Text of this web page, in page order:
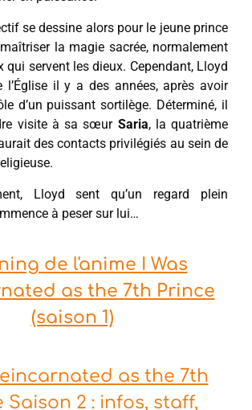
se dessine alors pour le jeune prince
la magie sacrée, normalement
qui servent les dieux. Cependant, Lloyd
l’Église il y a des années, après avoir
d’un puissant sortilège. Déterminé, il
visite à sa sœur Saria, la quatrième
des contacts privilégiés au sein de
Lloyd sent qu’un regard plein
à peser sur lui…
de l'anime I Was
as the 7th Prince
(saison 1)
as the 7th
Saison 2 : infos, staff,